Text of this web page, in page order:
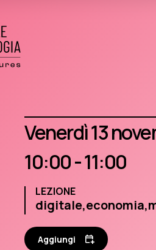
venerdì 13
10:00 - 11:00
LEZIONE
digitale,economia,
Aggiungi